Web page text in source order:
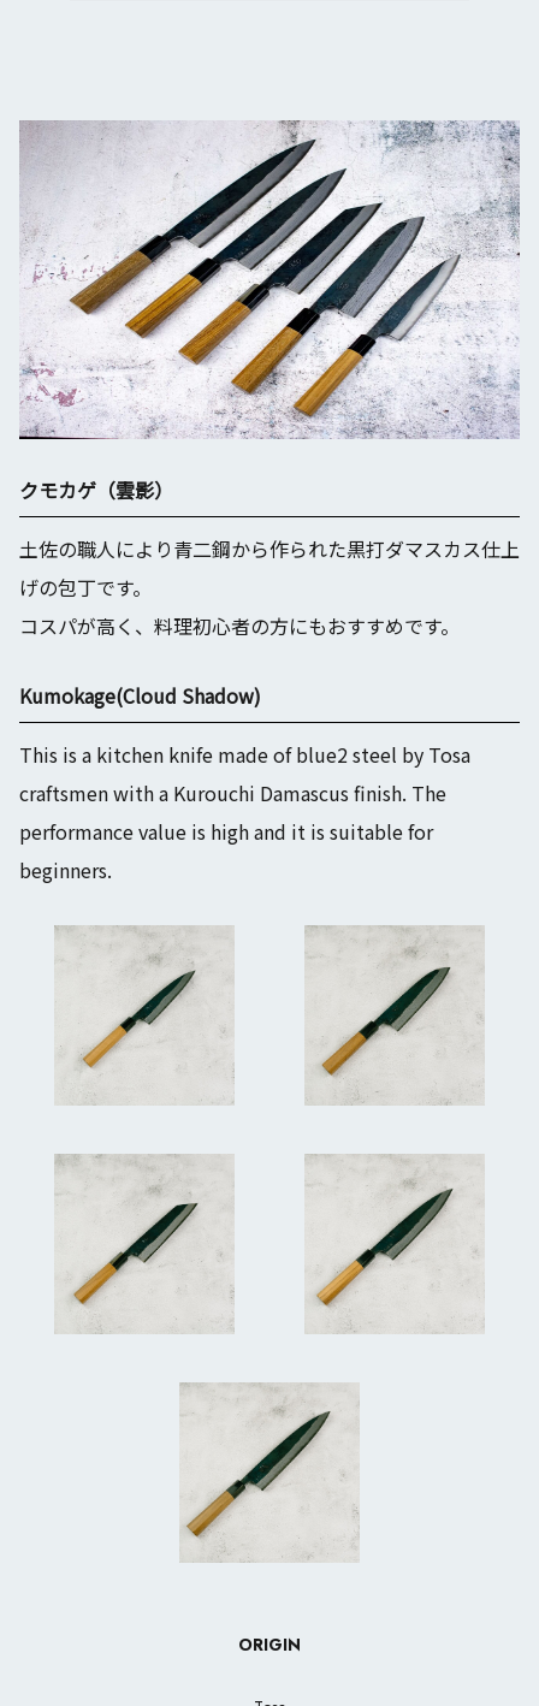
クモカゲ（雲影）
土佐の職人により青二鋼から作られた黒打ダマスカス仕上
げの包丁です。
コスパが高く、料理初心者の方にもおすすめです。
Kumokage(Cloud Shadow)
This is a kitchen knife made of blue2 steel by Tosa
craftsmen with a Kurouchi Damascus finish. The
performance value is high and it is suitable for
beginners.
ORIGIN